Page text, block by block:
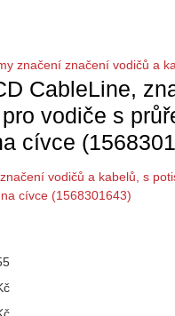
značení značení vodičů a
CableLine,
vodiče s
cívce